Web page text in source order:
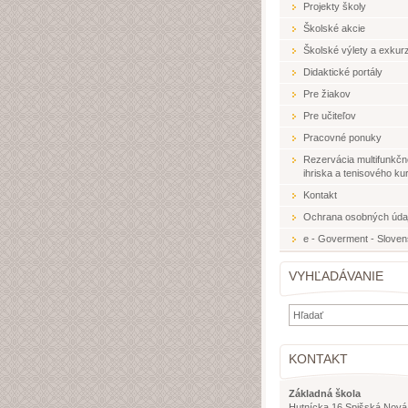
Projekty školy
Školské akcie
Školské výlety a
Didaktické portály
Pre žiakov
Pre učiteľov
Pracovné ponuky
Rezervácia
ihriska a tenisového
Kontakt
Ochrana osobných
e - Goverment -
VYHĽADÁVANIE
KONTAKT
Základná škola